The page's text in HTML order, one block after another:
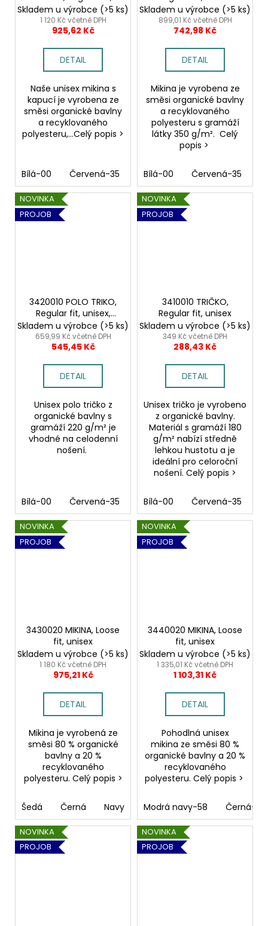
unisex
Skladem u výrobce (>5 ks)
1 120 Kč včetně DPH
925,62 Kč
DETAIL
Naše unisex mikina s
kapucí je vyrobena ze
směsi organické bavlny
a recyklovaného
polyesteru,...Celý popis >
Bílá-00 Červená-35 Modrá navy-58 Šedá-98
Skladem u výrobce (>5 ks)
899,01 Kč včetně DPH
742,98 Kč
DETAIL
Mikina je vyrobena ze
směsi organické bavlny
a recyklovaného
polyesteru s gramáží
látky 350 g/m². Celý
popis >
Bílá-00 Červená-35
NOVINKA
PROJOB
3420010 POLO TRIKO,
Regular fit, unisex,
100% oraganická
bavlna
Skladem u výrobce (>5 ks)
659,99 Kč včetně DPH
545,45 Kč
DETAIL
Unisex polo tričko z
organické bavlny s
gramáží 220 g/m² je
vhodné na celodenní
nošení.
Bílá-00 Červená-35 Modrá navy-58 Šedá
NOVINKA
PROJOB
3410010 TRIČKO,
Regular fit, unisex
Skladem u výrobce (>5 ks)
349 Kč včetně DPH
288,43 Kč
DETAIL
Unisex tričko je vyrobeno
z organické bavlny.
Materiál s gramáží 180
g/m² nabízí středně
lehkou hustotu a je
ideální pro celoroční
nošení. Celý popis >
Bílá-00 Červená-35
NOVINKA
PROJOB
3430020 MIKINA, Loose
fit, unisex
Skladem u výrobce (>5 ks)
1 180 Kč včetně DPH
975,21 Kč
DETAIL
Mikina je vyrobená ze
směsi 80 % organické
bavlny a 20 %
recyklovaného
polyesteru. Celý popis >
Šedá Černá Navy Bříza - 170
NOVINKA
PROJOB
3440020 MIKINA, Loose
fit, unisex
Skladem u výrobce (>5 ks)
1 335,01 Kč včetně DPH
1 103,31 Kč
DETAIL
Pohodlná unisex
mikina ze směsi 80 %
organické bavlny a 20 %
recyklovaného
polyesteru. Celý popis >
Modrá navy-58 Černá-99
NOVINKA
PROJOB
NOVINKA
PROJOB